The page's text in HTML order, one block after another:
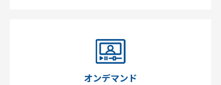
オンデマンド